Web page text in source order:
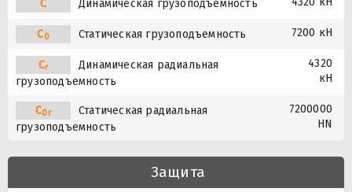
C Динамическая грузоподъемность
C0 Статическая грузоподъемность 7200 кН
Cr
Динамическая радиальная
грузоподъемность
4320
кН
C0r
Статическая радиальная
грузоподъемность
7200000
HN
Защита